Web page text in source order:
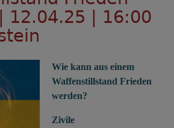
12.04.25 | 16:00
Wie kann aus einem
Waffenstillstand Frieden
werden?
Zivile